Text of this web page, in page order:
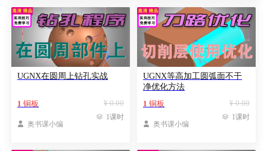
UGNX在圆周上钻孔实战
¥ 0.00
1 铜板
 奥书课小编
 1课时
UGNX等高加工圆弧面不干
净优化方法
¥ 0.00
1 铜板
 奥书课小编
 1课时